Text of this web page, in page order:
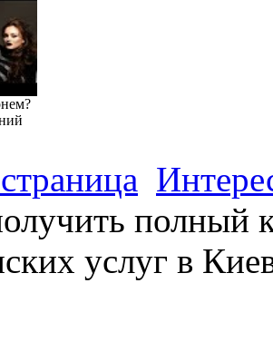
полный
услуг в